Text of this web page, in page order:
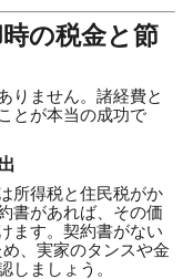
の税金と節
りません。諸経費と
とが本当の成功で
所得税と住民税がか
書があれば、その価
ます。契約書がない
、実家のタンスや金
しましょう。